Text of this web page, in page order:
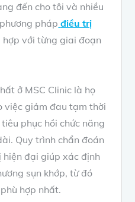
đến cho tôi và nhiều
pháp điều trị
hợp với từng giai đoạn
ở MSC Clinic là họ
việc giảm đau tạm thời
phục hồi chức năng
Quy trình chẩn đoán
đại giúp xác định
sụn khớp, từ đó
hợp nhất.